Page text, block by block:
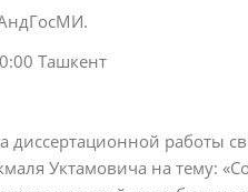
Ташкент
работы
Уктамовича на тему: